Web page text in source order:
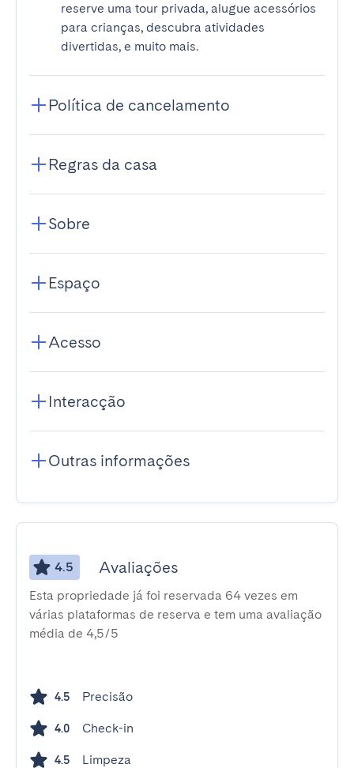
reserve uma tour privada, alugue acessórios
para crianças, descubra atividades
divertidas, e muito mais.
Política de cancelamento
Regras da casa
Sobre
Espaço
Acesso
Interacção
Outras informações
4.5 Avaliações
Esta propriedade já foi reservada 64 vezes em
várias plataformas de reserva e tem uma avaliação
média de 4,5/5
4.5 Precisão
4.0 Check-in
4.5 Limpeza